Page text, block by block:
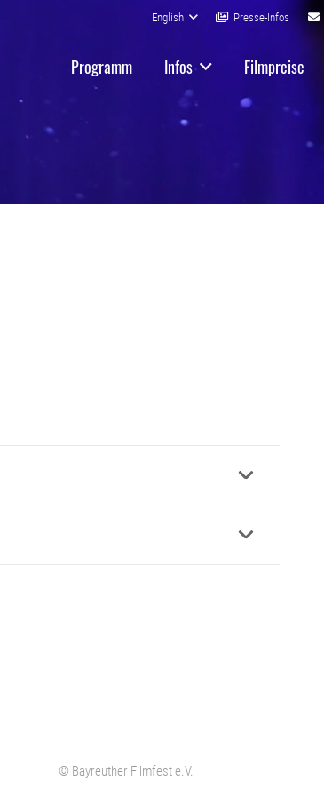
English Presse-Infos
Programm Infos Filmpreise
© Bayreuther Filmfest e.V.